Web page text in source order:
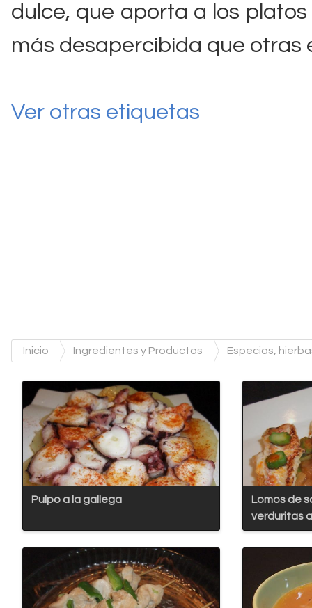
dulce, que aporta a los
más desapercibida que otras
Ver otras etiquetas
Inicio Ingredientes y Productos Especias,
Pulpo a la gallega
Lomos de
verduritas